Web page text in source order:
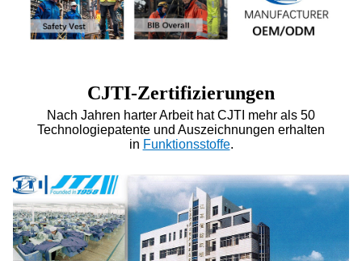
CJTI-Zertifizierungen
Nach Jahren harter Arbeit hat CJTI mehr als 50
Technologiepatente und Auszeichnungen erhalten
in Funktionsstoffe.